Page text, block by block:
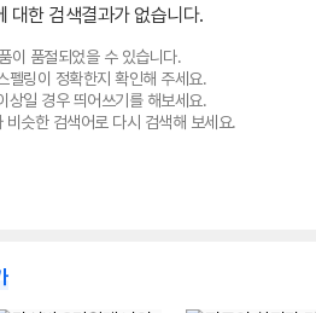
대한 검색결과가 없습니다.
이 품절되었을 수 있습니다.
펠링이 정확한지 확인해 주세요.
상일 경우 띄어쓰기를 해보세요.
비슷한 검색어로 다시 검색해 보세요.